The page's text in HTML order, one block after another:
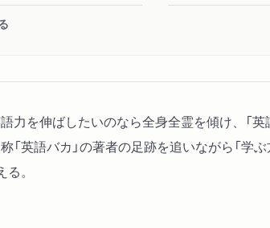
力を伸ばしたいのなら全身全霊を傾け、「英
「英語バカ」の著者の足跡を追いながら「学ぶ
。